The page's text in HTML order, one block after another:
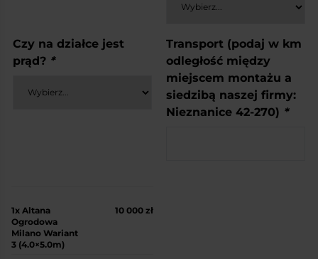
Czy na działce jest
prąd? *
Transport (podaj w km
odległość między
miejscem montażu a
siedzibą naszej firmy:
Nieznanice 42-270) *
1x Altana
Ogrodowa
Milano Wariant
3 (4.0×5.0m)
10 000 zł